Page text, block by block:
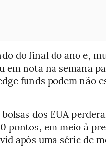
do final do ano e,
em nota na semana
funds podem
dos EUA
pontos, em meio à
após uma série de